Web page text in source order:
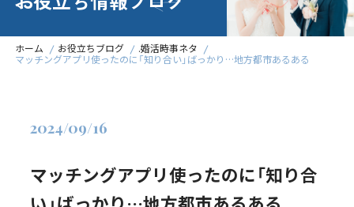
ホーム お役立ちブログ
.婚活時事ネタ
マッチングアプリ使ったのに「知り合い」ばっかり…地方都市あるある
マッチングアプリ使ったのに「知り合
2024/09/16